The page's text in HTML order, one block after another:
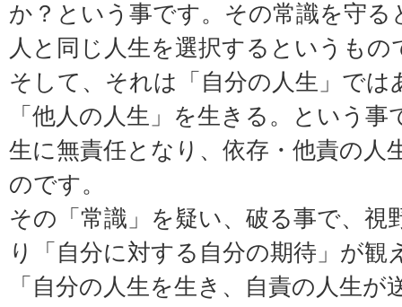
か？という事です。その常識を守
人と同じ人生を選択するというもの
そして、それは「自分の人生」では
「他人の人生」を生きる。という
生に無責任となり、依存・他責の人
のです。
その「常識」を疑い、破る事で、視
り「自分に対する自分の期待」が観
「自分の人生を生き、自責の人生